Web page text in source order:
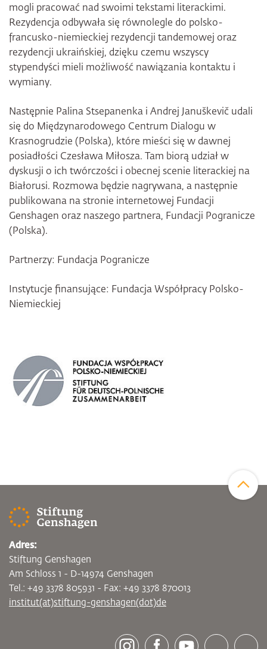
mogli pracować nad swoimi tekstami literackimi.
Rezydencja odbywała się równolegle do polsko-
francusko-niemieckiej rezydencji tandemowej oraz
rezydencji ukraińskiej, dzięku czemu wszyscy
stypendyści mieli możliwość nawiązania kontaktu i
wymiany.
Następnie Palina Stsepanenka i Andrej Januškevič udali
się do Międzynarodowego Centrum Dialogu w
Krasnogrudzie (Polska), które mieści się w dawnej
posiadłości Czesława Miłosza. Tam biorą udział w
dyskusji o ich twórczości i obecnej scenie literackiej na
Białorusi. Rozmowa będzie nagrywana, a następnie
publikowana na stronie internetowej Fundacji
Genshagen oraz naszego partnera, Fundacji Pogranicze
(Polska).
Partnerzy: Fundacja Pogranicze
Instytucje finansujące: Fundacja Współpracy Polsko-
Niemieckiej
[socialLinksTitle]
Adres:
Stiftung Genshagen
Am Schloss 1 - D-14974 Genshagen
Tel.: +49 3378 805931 - Fax: +49 3378 870013
institut(at)stiftung-genshagen(dot)de